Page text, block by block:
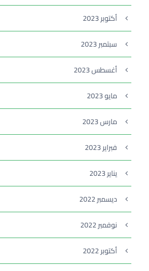
أكتوبر 2023
سبتمبر 2023
أغسطس 2023
مايو 2023
مارس 2023
فبراير 2023
يناير 2023
ديسمبر 2022
نوفمبر 2022
أكتوبر 2022